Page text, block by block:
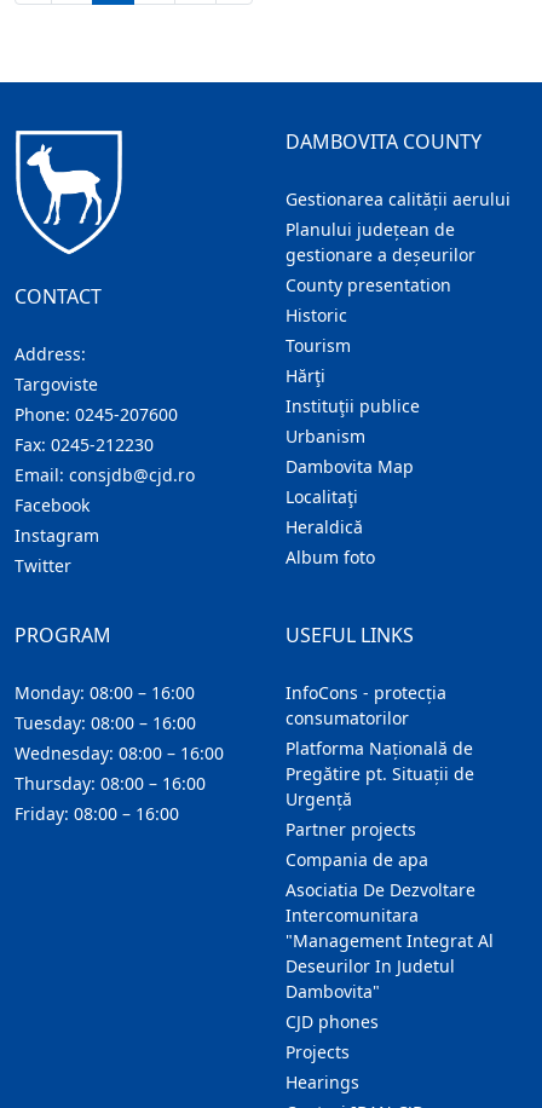
CONTACT
Address:
Targoviste
Phone: 0245-207600
Fax: 0245-212230
Email: consjdb@cjd.ro
Facebook
Instagram
Twitter
DAMBOVITA COUNTY
Gestionarea calității aerului
Planului județean de
gestionare a deșeurilor
County presentation
Historic
Tourism
Hărţi
Instituţii publice
Urbanism
Dambovita Map
Localitaţi
Heraldică
Album foto
USEFUL LINKS
InfoCons - protecția
consumatorilor
Platforma Națională de
Pregătire pt. Situații de
Urgență
Partner projects
Compania de apa
Asociatia De Dezvoltare
Intercomunitara
"Management Integrat Al
Deseurilor In Judetul
Dambovita"
CJD phones
Projects
Hearings
PROGRAM
Monday: 08:00 – 16:00
Tuesday: 08:00 – 16:00
Wednesday: 08:00 – 16:00
Thursday: 08:00 – 16:00
Friday: 08:00 – 16:00